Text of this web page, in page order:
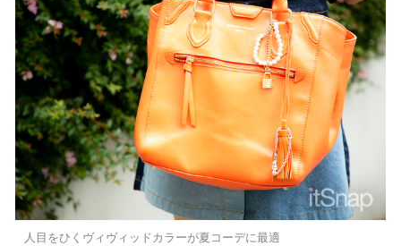
人目をひくヴィヴィッドカラーが夏コーデに最適